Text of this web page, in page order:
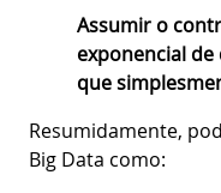
Assumir o
exponencial
que
Resumidamente,
Big Data como: